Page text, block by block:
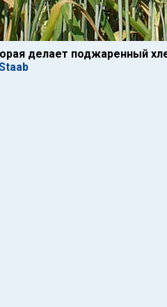
делает поджаренный